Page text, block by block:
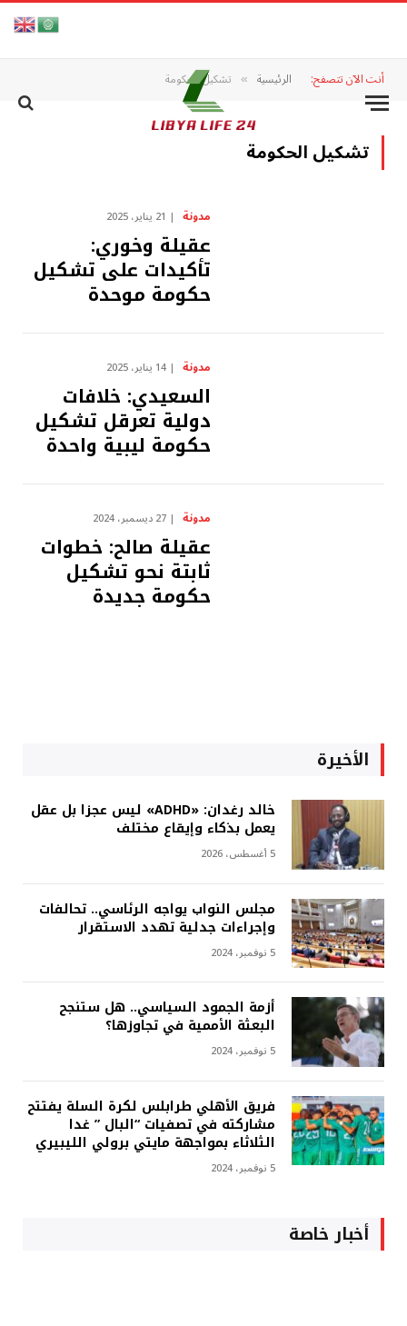
أنت الآن تتصفح: الرئيسية » تشكيل الحكومة
تشكيل الحكومة
مدونة 21 يناير، 2025
عقيلة وخوري:
تأكيدات على تشكيل
حكومة موحدة
مدونة 14 يناير، 2025
السعيدي: خلافات
دولية تعرقل تشكيل
حكومة ليبية واحدة
مدونة 27 ديسمبر، 2024
عقيلة صالح: خطوات
ثابتة نحو تشكيل
حكومة جديدة
الأخيرة
خالد رغدان: «ADHD» ليس عجزا بل عقل
يعمل بذكاء وإيقاع مختلف
5 أغسطس، 2026
مجلس النواب يواجه الرئاسي.. تحالفات
وإجراءات جدلية تهدد الاستقرار
5 نوفمبر، 2024
أزمة الجمود السياسي.. هل ستنجح
البعثة الأممية في تجاوزها؟
5 نوفمبر، 2024
فريق الأهلي طرابلس لكرة السلة يفتتح
مشاركته في تصفيات “البال ” غدا
الثلاثاء بمواجهة مايتي برولي الليبيري
5 نوفمبر، 2024
أخبار خاصة